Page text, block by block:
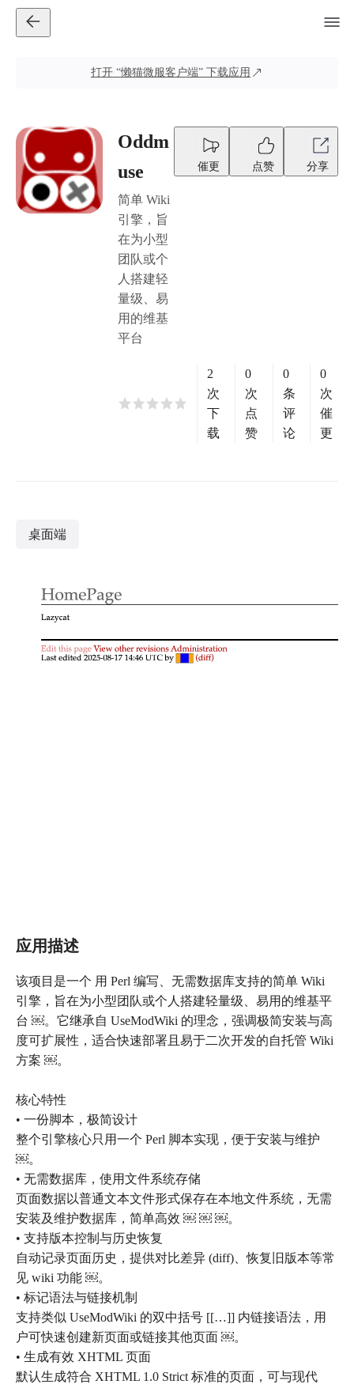
打开 “懒猫微服客户端” 下载应用
Oddm
use
简单 Wiki
引擎，旨
在为小型
团队或个
人搭建轻
量级、易
用的维基
平台
催更 点赞 分享
2
次
下
载
0
次
点
赞
0
条
评
论
0
次
催
更
桌面端
应用描述
该项目是一个 用 Perl 编写、无需数据库支持的简单 Wiki
引擎，旨在为小型团队或个人搭建轻量级、易用的维基平
台 ￼。它继承自 UseModWiki 的理念，强调极简安装与高
度可扩展性，适合快速部署且易于二次开发的自托管 Wiki
方案 ￼。
核心特性
• 一份脚本，极简设计
整个引擎核心只用一个 Perl 脚本实现，便于安装与维护
￼。
• 无需数据库，使用文件系统存储
页面数据以普通文本文件形式保存在本地文件系统，无需
安装及维护数据库，简单高效 ￼ ￼ ￼。
• 支持版本控制与历史恢复
自动记录页面历史，提供对比差异 (diff)、恢复旧版本等常
见 wiki 功能 ￼。
• 标记语法与链接机制
支持类似 UseModWiki 的双中括号 [[…]] 内链接语法，用
户可快速创建新页面或链接其他页面 ￼。
• 生成有效 XHTML 页面
默认生成符合 XHTML 1.0 Strict 标准的页面，可与现代